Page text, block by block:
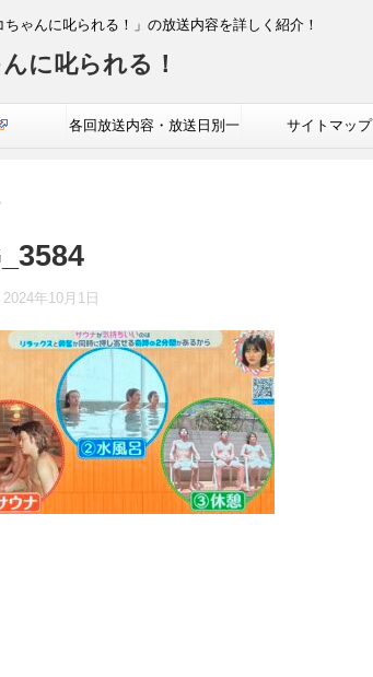
ゃんに叱られる！」の放送内容を詳しく紹介！
に叱られる！
各回放送内容・放送日別一 サイトマップ
2024年10月1日